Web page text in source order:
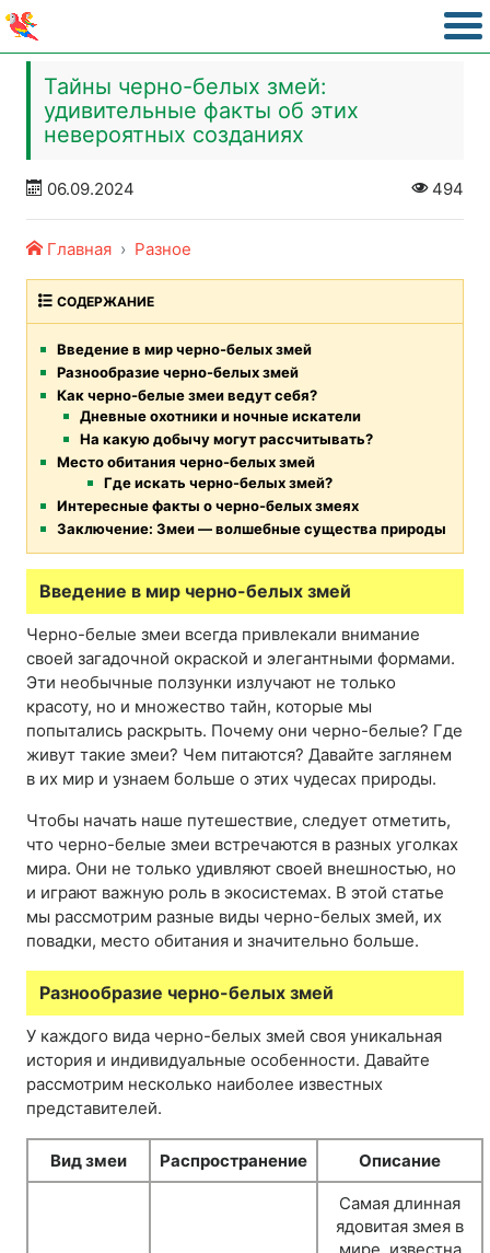
Тайны черно-белых змей:
удивительные факты об этих
невероятных созданиях
06.09.2024 494
Главная Разное
СОДЕРЖАНИЕ
Введение в мир черно-белых змей
Разнообразие черно-белых змей
Как черно-белые змеи ведут себя?
Дневные охотники и ночные искатели
На какую добычу могут рассчитывать?
Место обитания черно-белых змей
Где искать черно-белых змей?
Интересные факты о черно-белых змеях
Заключение: Змеи — волшебные существа природы
Введение в мир черно-белых змей
Черно-белые змеи всегда привлекали внимание
своей загадочной окраской и элегантными формами.
Эти необычные ползунки излучают не только
красоту, но и множество тайн, которые мы
попытались раскрыть. Почему они черно-белые? Где
живут такие змеи? Чем питаются? Давайте заглянем
в их мир и узнаем больше о этих чудесах природы.
Чтобы начать наше путешествие, следует отметить,
что черно-белые змеи встречаются в разных уголках
мира. Они не только удивляют своей внешностью, но
и играют важную роль в экосистемах. В этой статье
мы рассмотрим разные виды черно-белых змей, их
повадки, место обитания и значительно больше.
Разнообразие черно-белых змей
У каждого вида черно-белых змей своя уникальная
история и индивидуальные особенности. Давайте
рассмотрим несколько наиболее известных
представителей.
Вид змеи Распространение Описание
Самая длинная
ядовитая змея в